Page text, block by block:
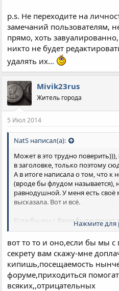
p.s. Не переходите на
замечаний пользователям,
прямо, хоть
никто не будет
удалять их...
Mivik23rus
Житель города
5 Июл 2014
NatS написал(а):
Может в это трудно
в заголовке, только поэтому
А в итоге написала о том, что к
(вроде бы флудом называется),
равнодушной. У меня есть своё
высказала. Вот и всё.
Если бы мы с Вами были лично
сложно было бы представить,
принудить))), тем более
Нажмите для
вот то то и оно,если бы мы
секрету вам скажу-мне
кипишь,посещаемость
форуме,приходиться
всяких,,отрицательных